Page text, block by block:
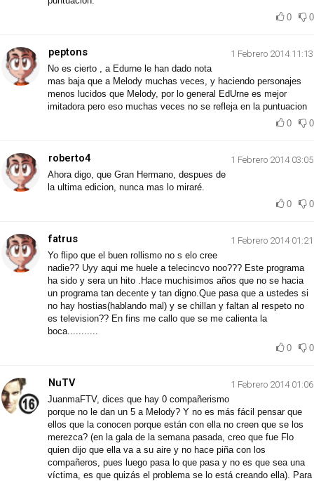
0
0
peptons
1 Febrero 2014 11:13
No es cierto , a Edurne le han dado nota
mas baja que a Melody muchas veces, y haciendo personajes
menos lucidos que Melody, por lo general EdUrne es mejor
imitadora pero eso muchas veces no se refleja en la puntuacion
0
0
roberto4
1 Febrero 2014 03:05
Ahora digo, que Gran Hermano, despues de
la ultima edicion, nunca mas lo miraré.
0
0
fatrus
1 Febrero 2014 01:21
Yo flipo que el buen rollismo no s elo cree
nadie?? Uyy aqui me huele a telecincvo noo??? Este programa
ha sido y sera un hito .Hace muchisimos años que no se hacia
un programa tan decente y tan digno.Que pasa que a ustedes si
no hay hostias(hablando mal) y se chillan y faltan al respeto no
es television?? En fins me callo que se me calienta la
boca...........
0
0
NuTV
1 Febrero 2014 01:06
JuanmaFTV, dices que hay 0 compañerismo
porque no le dan un 5 a Melody? Y no es más fácil pensar que
ellos que la conocen porque están con ella no creen que se los
merezca? (en la gala de la semana pasada, creo que fue Flo
quien dijo que ella va a su aire y no hace piña con los
compañeros, pues luego pasa lo que pasa y no es que sea una
víctima, es que quizás el problema se lo está creando ella). Para